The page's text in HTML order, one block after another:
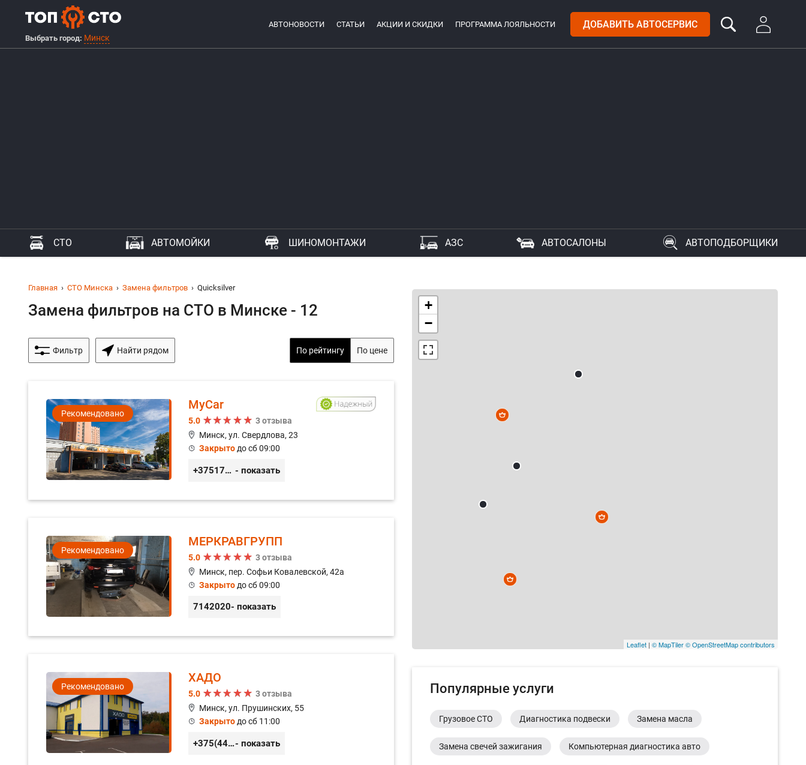
Выбрать город: Минск
АВТОНОВОСТИ СТАТЬИ АКЦИИ И СКИДКИ ПРОГРАММА ЛОЯЛЬНОСТИ ДОБАВИТЬ АВТОСЕРВИС
СТО АВТОМОЙКИ ШИНОМОНТАЖИ АЗС АВТОСАЛОНЫ АВТОПОДБОРЩИКИ
Главная СТО Минска Замена фильтров Quicksilver
Замена фильтров на СТО в Минске - 12
Фильтр Найти рядом По рейтингу По цене
Рекомендовано
MyCar
5.0
3 отзыва
Минск, ул. Свердлова, 23
Закрытодо сб 09:00
+375173212443 - показать
Рекомендовано
МЕРКРАВГРУПП
5.0
3 отзыва
Минск, пер. Софьи Ковалевской, 42а
Закрытодо сб 09:00
7142020- показать
Рекомендовано
ХАДО
5.0
3 отзыва
Минск, ул. Прушинских, 55
Закрытодо сб 11:00
+375(44) 559-27-77- показать
+
−
Leaflet | © MapTiler© OpenStreetMap contributors
Популярные услуги
Грузовое СТО Диагностика подвески Замена масла
Замена свечей зажигания Компьютерная диагностика авто